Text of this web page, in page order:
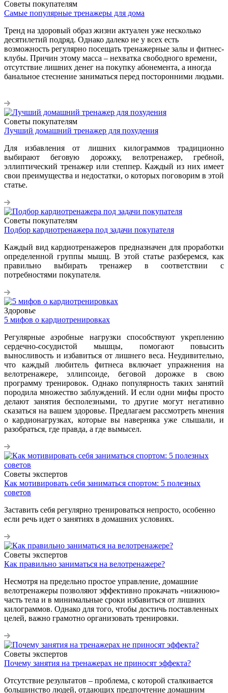
Советы покупателям
Самые популярные тренажеры для дома
Тренд на здоровый образ жизни актуален уже несколько
десятилетий подряд. Однако далеко не у всех есть
возможность регулярно посещать тренажерные залы и фитнес-
клубы. Причин этому масса – нехватка свободного времени,
отсутствие лишних денег на покупку абонемента, а иногда
банальное стеснение заниматься перед посторонними людьми.
Советы покупателям
Лучший домашний тренажер для похудения
Для избавления от лишних килограммов традиционно
выбирают беговую дорожку, велотренажер, гребной,
эллиптический тренажер или степпер. Каждый из них имеет
свои преимущества и недостатки, о которых поговорим в этой
статье.
Советы покупателям
Подбор кардиотренажера под задачи покупателя
Каждый вид кардиотренажеров предназначен для проработки
определенной группы мышц. В этой статье разберемся, как
правильно выбирать тренажер в соответствии с
потребностями покупателя.
Здоровье
5 мифов о кардиотренировках
Регулярные аэробные нагрузки способствуют укреплению
сердечно-сосудистой мышцы, помогают повысить
выносливость и избавиться от лишнего веса. Неудивительно,
что каждый любитель фитнеса включает упражнения на
велотренажере, эллипсоиде, беговой дорожке в свою
программу тренировок. Однако популярность таких занятий
породила множество заблуждений. И если одни мифы просто
делают занятия бесполезными, то другие могут негативно
сказаться на вашем здоровье. Предлагаем рассмотреть мнения
о кардионагрузках, которые вы наверняка уже слышали, и
разобраться, где правда, а где вымысел.
Советы экспертов
Как мотивировать себя заниматься спортом: 5 полезных
советов
Заставить себя регулярно тренироваться непросто, особенно
если речь идет о занятиях в домашних условиях.
Советы экспертов
Как правильно заниматься на велотренажере?
Несмотря на предельно простое управление, домашние
велотренажеры позволяют эффективно прокачать «нижнюю»
часть тела и в минимальные сроки избавиться от лишних
килограммов. Однако для того, чтобы достичь поставленных
целей, важно грамотно организовать тренировки.
Советы экспертов
Почему занятия на тренажерах не приносят эффекта?
Отсутствие результатов – проблема, с которой сталкивается
большинство людей, отдающих предпочтение домашним